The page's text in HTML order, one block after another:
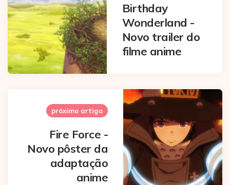
Birthday
Wonderland -
Novo trailer do
filme anime
próximo artigo
Fire Force -
Novo pôster da
adaptação
anime